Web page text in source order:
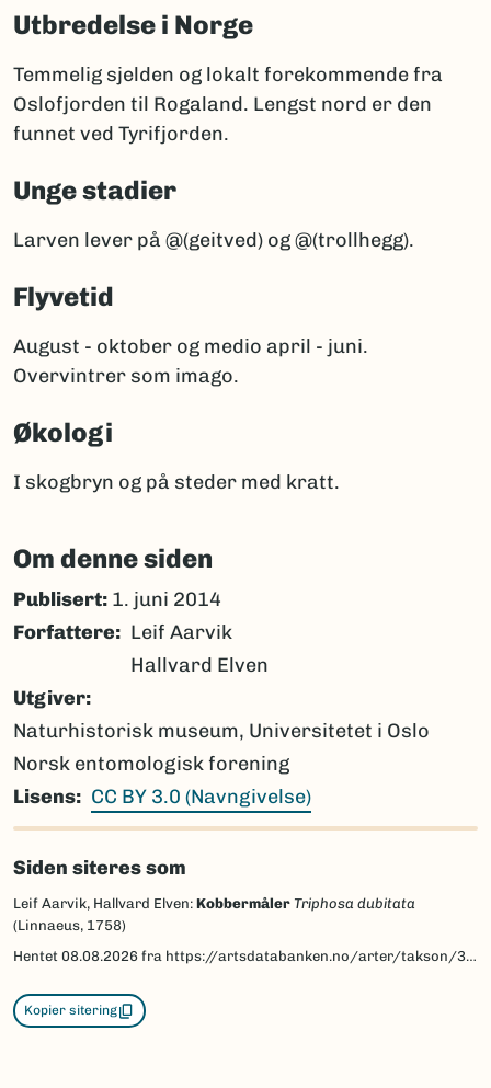
Utbredelse i Norge
Temmelig sjelden og lokalt forekommende fra
Oslofjorden til Rogaland. Lengst nord er den
funnet ved Tyrifjorden.
Unge stadier
Larven lever på @(geitved) og @(trollhegg).
Flyvetid
August - oktober og medio april - juni.
Overvintrer som imago.
Økologi
I skogbryn og på steder med kratt.
Om denne siden
Publisert: 1. juni 2014
Forfattere
Leif Aarvik
Hallvard Elven
Utgiver
Naturhistorisk museum, Universitetet i Oslo
Norsk entomologisk forening
Lisens
CC BY 3.0 (Navngivelse)
Siden siteres som
Leif Aarvik, Hallvard Elven: Kobbermåler Triphosa dubitata
(Linnaeus, 1758)
Hentet 08.08.2026 fra https://artsdatabanken.no/arter/takson/30082/beskrivelse
Kopier sitering